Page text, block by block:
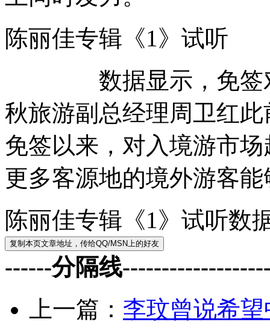
陈丽佳专辑《1》试
数据显示，免签对
秋旅游副总经理周卫红
免签以来，对入境游市
更多客源地的境外游客
陈丽佳专辑《1》试听数
------分隔线
上一篇： 李玟曾说希